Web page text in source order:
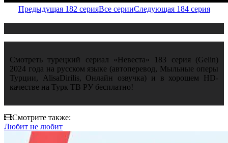
Предыдущая 182 серияВсе серииСледующая 184 серия
Смотреть турецкий сериал «Невеста» 183 серия (Gelin)
2024 года на русском языке (автоперевод, Мыльные оперы
Турции, AlisaDirilis, Онлайн озвучка) и в хорошем HD-
качестве на Турк ТВ РУ бесплатно!
Смотрите также:
Любит не любит